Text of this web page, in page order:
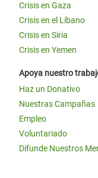
Crisis en Gaza
Crisis en el Líbano
Crisis en Siria
Crisis en Yemen
Apoya nuestro
Haz un Donativo
Nuestras Campañas
Empleo
Voluntariado
Difunde Nuestros